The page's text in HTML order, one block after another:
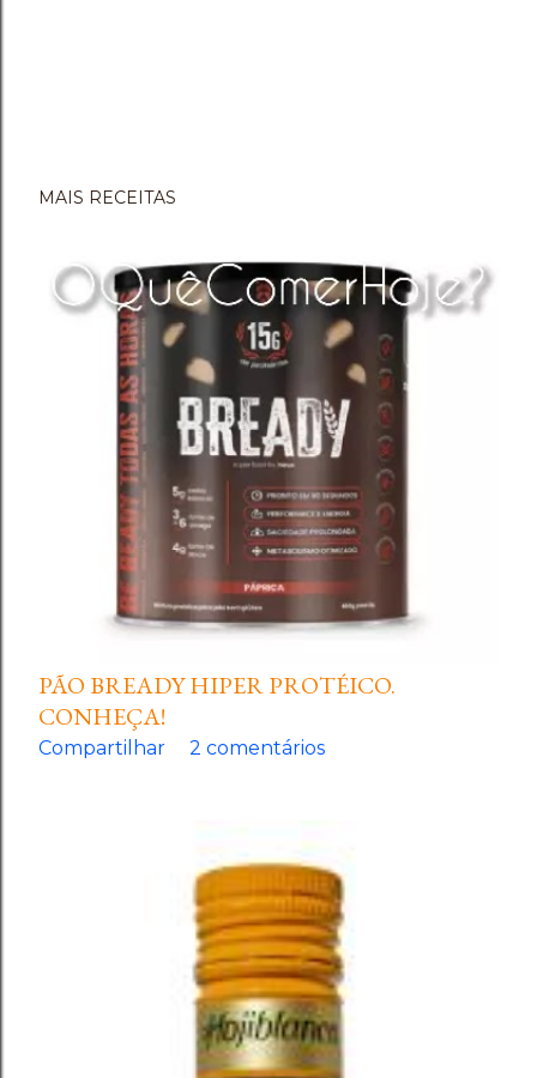
MAIS RECEITAS
PÃO BREADY HIPER PROTÉICO.
CONHEÇA!
Compartilhar 2 comentários